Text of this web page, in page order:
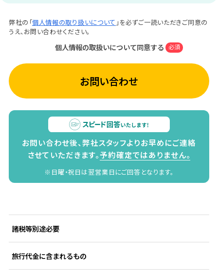
弊社の「個人情報の取り扱いについて 」を必ずご一読いただきご同意の
うえ、お問い合わせください。
個人情報の取扱いについて同意する 必須
お問い合わせ
お問い合わせ後、弊社スタッフよりお早めにご連絡
させていただきます。予約確定ではありません。
※日曜・祝日は翌営業日にご回答となります。
諸税等別途必要
旅行代金に含まれるもの